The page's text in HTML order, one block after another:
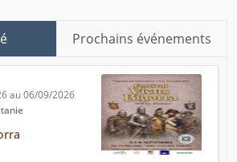
Prochains événements
au 06/09/2026